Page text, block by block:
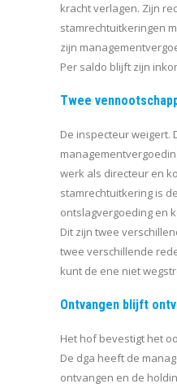
kracht verlagen. Zijn
stamrechtuitkeringen
zijn
Per saldo blijft zijn
Twee
De inspecteur weigert.
werk als directeur en
stamrechtuitkering is
ontslagvergoeding en
Dit zijn twee
twee verschillende
kunt de ene niet
Ontvangen blijft
Het hof bevestigt het
De dga heeft de
ontvangen en de